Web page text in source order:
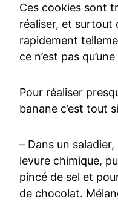
Ces cookies sont
réaliser, et surtout
rapidement
ce n’est pas
Pour réaliser
banane c’est tout
– Dans un
levure chimique,
pincé de sel et
de chocolat.